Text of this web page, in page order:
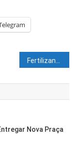
Fertilizante ecológico pode reduzir dependência de importação
Nova Praça